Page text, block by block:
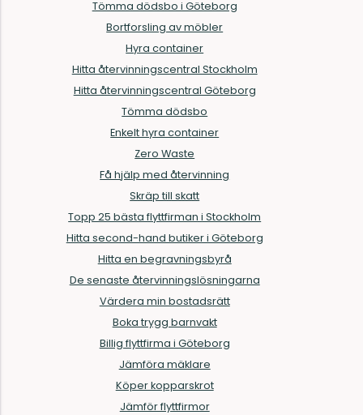
Tömma dödsbo i Göteborg
Bortforsling av möbler
Hyra container
Hitta återvinningscentral Stockholm
Hitta återvinningscentral Göteborg
Tömma dödsbo
Enkelt hyra container
Zero Waste
Få hjälp med återvinning
Skräp till skatt
Topp 25 bästa flyttfirman i Stockholm
Hitta second-hand butiker i Göteborg
Hitta en begravningsbyrå
De senaste återvinningslösningarna
Värdera min bostadsrätt
Boka trygg barnvakt
Billig flyttfirma i Göteborg
Jämföra mäklare
Köper kopparskrot
Jämför flyttfirmor